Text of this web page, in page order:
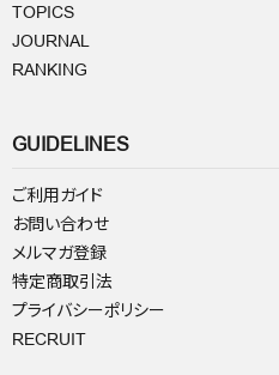
TOPICS
JOURNAL
RANKING
GUIDELINES
ご利用ガイド
お問い合わせ
メルマガ登録
特定商取引法
プライバシーポリシー
RECRUIT